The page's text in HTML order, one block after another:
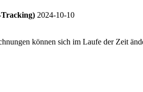
2024-10-10
können sich im Laufe der Zeit